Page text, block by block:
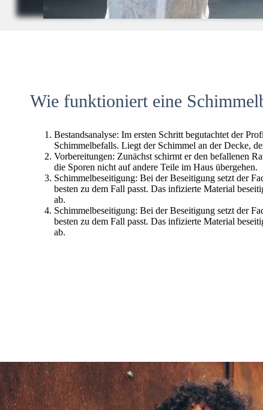
Wie funktioniert eine
Bestandsanalyse: Im ersten Schritt begutachtet der
Schimmelbefalls. Liegt der Schimmel an der Decke,
Vorbereitungen: Zunächst schirmt er den befallenen
die Sporen nicht auf andere Teile im Haus übergehen.
Schimmelbeseitigung: Bei der Beseitigung setzt der
besten zu dem Fall passt. Das infizierte Material
ab.
Schimmelbeseitigung: Bei der Beseitigung setzt der
besten zu dem Fall passt. Das infizierte Material
ab.